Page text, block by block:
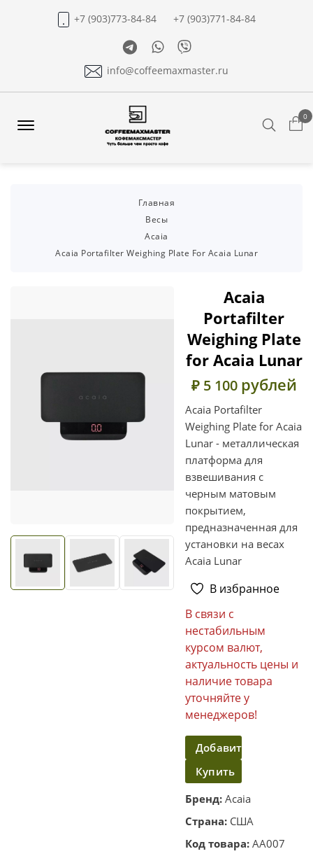
+7 (903)773-84-84
+7 (903)771-84-84
TelegramWhatsapp
Viber
info@coffeemaxmaster.ru
0
Главная
Весы
Acaia
Acaia Portafilter Weighing Plate For Acaia Lunar
Acaia
Portafilter
Weighing Plate
for Acaia Lunar
₽ 5 100 рублей
Acaia Portafilter
Weighing Plate for Acaia
Lunar - металлическая
платформа для
взвешивания с
черным матовым
покрытием,
предназначенная для
установки на весах
Acaia Lunar
В избранное
В связи с
нестабильным
курсом валют,
актуальность цены и
наличие товара
уточняйте у
менеджеров!
Добавить
в
корзину
Купить
в
один
клик
Бренд: Acaia
Страна: США
Код товара: AA007